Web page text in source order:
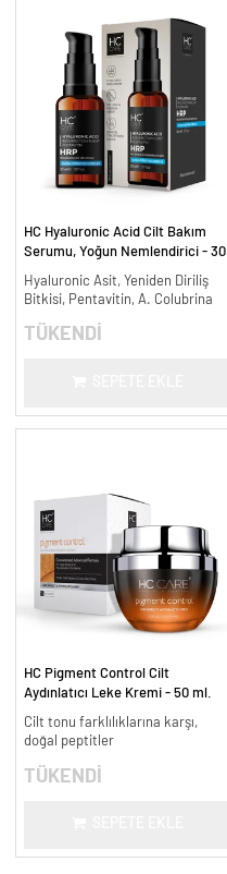
HC Hyaluronic Acid Cilt Bakım
Serumu, Yoğun Nemlendirici - 30
Hyaluronic Asit, Yeniden Diriliş
Bitkisi, Pentavitin, A. Colubrina
TÜKENDİ
HC Pigment Control Cilt
Aydınlatıcı Leke Kremi - 50 ml.
Cilt tonu farklılıklarına karşı,
doğal peptitler
TÜKENDİ